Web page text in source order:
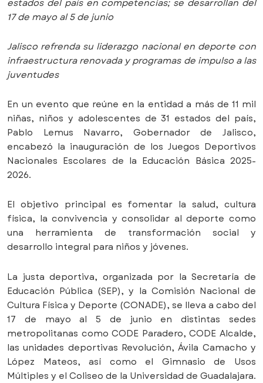
estados del país en competencias; se desarrollan del
17 de mayo al 5 de junio
Jalisco refrenda su liderazgo nacional en deporte con
infraestructura renovada y programas de impulso a las
juventudes
En un evento que reúne en la entidad a más de 11 mil
niñas, niños y adolescentes de 31 estados del país,
Pablo Lemus Navarro, Gobernador de Jalisco,
encabezó la inauguración de los Juegos Deportivos
Nacionales Escolares de la Educación Básica 2025-
2026.
El objetivo principal es fomentar la salud, cultura
física, la convivencia y consolidar al deporte como
una herramienta de transformación social y
desarrollo integral para niños y jóvenes.
La justa deportiva, organizada por la Secretaría de
Educación Pública (SEP), y la Comisión Nacional de
Cultura Física y Deporte (CONADE), se lleva a cabo del
17 de mayo al 5 de junio en distintas sedes
metropolitanas como CODE Paradero, CODE Alcalde,
las unidades deportivas Revolución, Ávila Camacho y
López Mateos, así como el Gimnasio de Usos
Múltiples y el Coliseo de la Universidad de Guadalajara.